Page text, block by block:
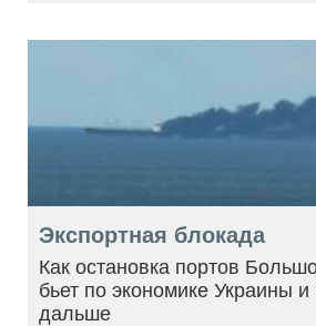
Экспортная блокада
Как остановка портов
бьет по экономике Украины и
дальше